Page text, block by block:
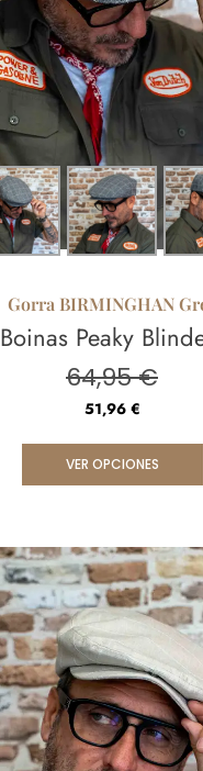
Gorra BIRMINGHAN
Boinas Peaky
64,95€
51,96 €
VER OPCIONES